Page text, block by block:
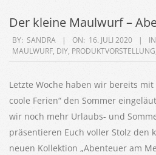
Der kleine Maulwurf –
2020-
07-
BY: SANDRA ON: 16. JULI 2020
MAULWURF, DIY, PRODUKTVORSTELLUNG
Letzte Woche haben wir bereits mit
coole Ferien“ den Sommer
wir noch mehr Urlaubs- und
präsentieren Euch voller Stolz
neuen Kollektion „Abenteuer am